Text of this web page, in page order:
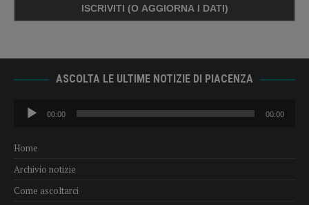
ASCOLTA LE ULTIME NOTIZIE DI PIACENZA
Audio
Player
00:00 00:00
Home
Archivio notizie
Come ascoltarci